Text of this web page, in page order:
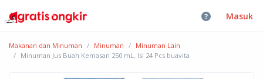
Masuk
Makanan dan Minuman Minuman
Minuman Lain
Minuman Jus Buah Kemasan 250 mL, Isi 24 Pcs buavita